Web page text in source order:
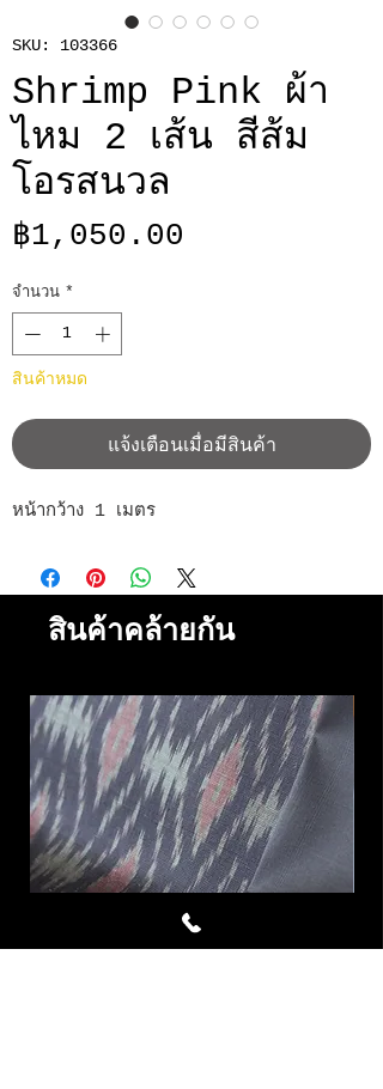
SKU: 103366
Shrimp Pink ผ้า
ไหม 2 เส้น สีส้ม
โอรสนวล
฿1,050.00
จำนวน *
สินค้าหมด
แจ้งเตือนเมื่อมีสินค้า
หน้ากว้าง 1 เมตร
สินค้าคล้ายกัน